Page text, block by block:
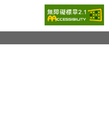
年8月19日（星期三